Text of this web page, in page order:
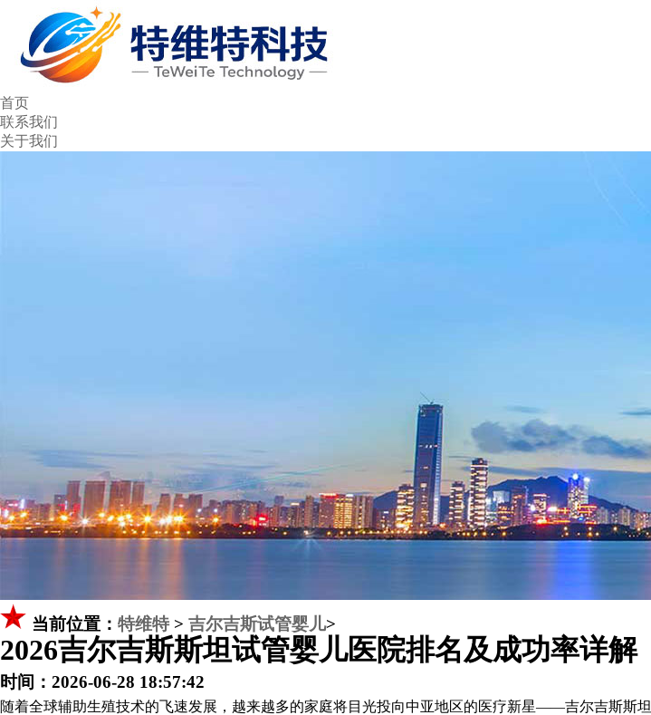
首页
联系我们
关于我们
当前位置： 特维特> 吉尔吉斯试管婴儿>
2026吉尔吉斯斯坦试管婴儿医院排名及成功率详解
时间：2026-06-28 18:57:42
随着全球辅助生殖技术的飞速发展，越来越多的家庭将目光投向中亚地区的医疗新星——吉尔吉斯斯